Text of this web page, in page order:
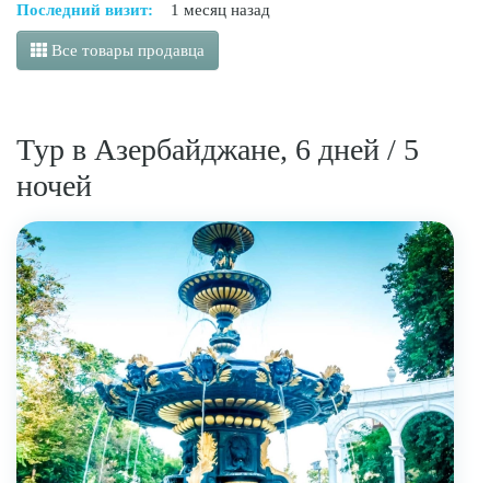
Тур в Азербайджане, 6 дней / 5
ночей
Последний визит:
1 месяц назад
Все товары продавца